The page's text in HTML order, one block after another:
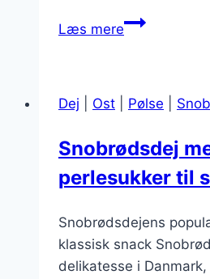
Læs mereSnобрøddejs
perfekt
afslapning
Dej Ost Pølse
Snobrødsdej
perlesukker til
Snobrødsdejens
klassisk snack
delikatesse i